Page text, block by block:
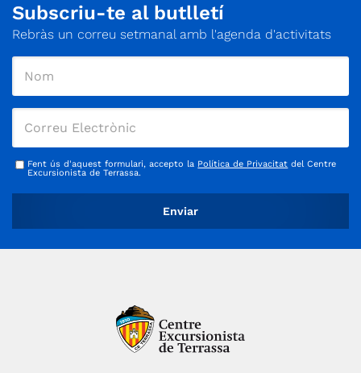
Subscriu-te al butlletí
Rebràs un correu setmanal amb l'agenda d'activitats
Fent ús d'aquest formulari, accepto la Política de Privacitat del Centre
Excursionista de Terrassa.